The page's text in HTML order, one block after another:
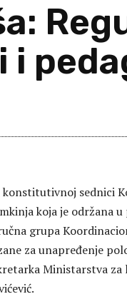
i
konstitutivnoj sednici
koja je održana
grupa
za unapređenje
Ministarstva